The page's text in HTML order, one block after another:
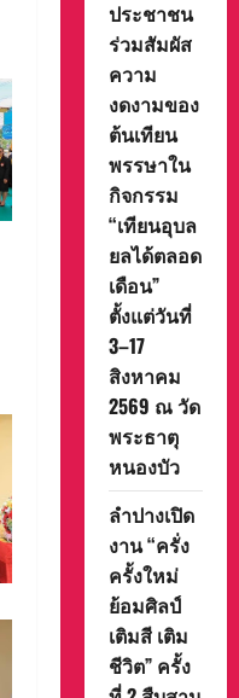
ประชาชน
ร่วมสัมผัส
ความ
งดงามของ
ต้นเทียน
พรรษาใน
กิจกรรม
“เทียนอุบล
ยลได้ตลอด
เดือน”
ตั้งแต่วันที่
3–17
สิงหาคม
2569 ณ วัด
พระธาตุ
หนองบัว
ลำปางเปิด
งาน “ครั่ง
ครั้งใหม่
ย้อมศิลป์
เติมสี เติม
ชีวิต” ครั้ง